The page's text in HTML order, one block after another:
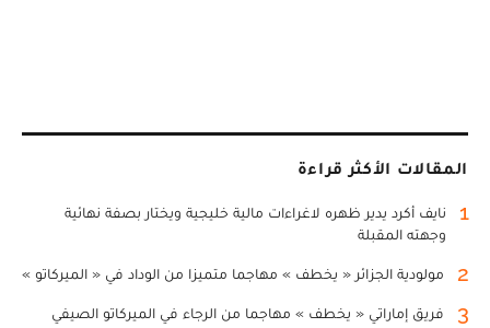
المقالات الأكثر قراءة
1
نايف أكرد يدير ظهره لاغراءات مالية خليجية ويختار بصفة نهائية
وجهته المقبلة
2 مولودية الجزائر « يخطف » مهاجما متميزا من الوداد في « الميركاتو »
3 فريق إماراتي « يخطف » مهاجما من الرجاء في الميركاتو الصيفي